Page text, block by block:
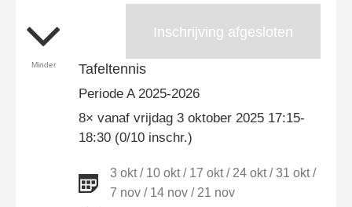
Inschrijving afgesloten
Minder Tafeltennis
Periode A 2025-2026
8× vanaf vrijdag 3 oktober 2025 17:15-
18:30 (0/10 inschr.)
3 okt / 10 okt / 17 okt / 24 okt / 31 okt /
7 nov / 14 nov / 21 nov